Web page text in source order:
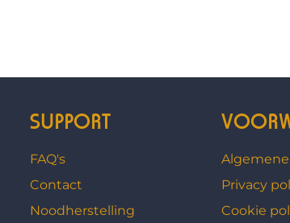
SUPPORT
FAQ's
Contact
Noodherstelling
Privacy
Cookie